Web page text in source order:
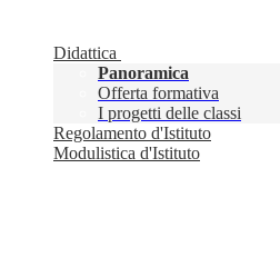
Didattica
Panoramica
Offerta formativa
I progetti delle classi
Regolamento d'Istituto
Modulistica d'Istituto